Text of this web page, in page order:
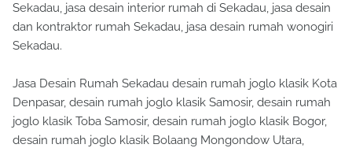
Sekadau, jasa desain interior rumah di Sekadau, jasa desain
dan kontraktor rumah Sekadau, jasa desain rumah wonogiri
Sekadau.
Jasa Desain Rumah Sekadau desain rumah joglo klasik Kota
Denpasar, desain rumah joglo klasik Samosir, desain rumah
joglo klasik Toba Samosir, desain rumah joglo klasik Bogor,
desain rumah joglo klasik Bolaang Mongondow Utara,